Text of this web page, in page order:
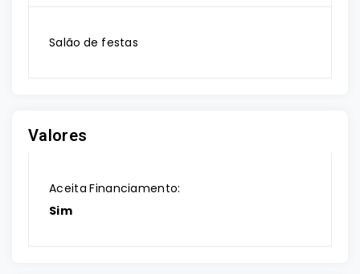
Salão de festas
Valores
Aceita Financiamento:
Sim